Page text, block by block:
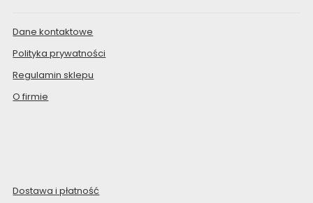
Dane kontaktowe
Polityka prywatności
Regulamin sklepu
O firmie
Dostawa i płatność